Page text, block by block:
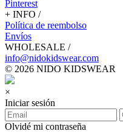
Pinterest
+ INFO /
Política de reembolso
Envíos
WHOLESALE /
info@nidokidswear.com
© 2026 NIDO KIDSWEAR
×
Iniciar sesión
Olvidé mi contraseña